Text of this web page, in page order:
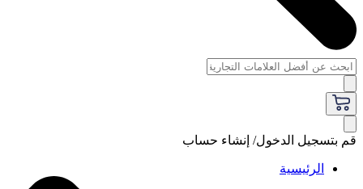
قم بتسجيل الدخول/ إنشاء حساب
الرئيسية